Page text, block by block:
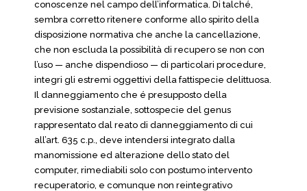
conoscenze nel campo dell’informatica. Di talché,
sembra corretto ritenere conforme allo spirito della
disposizione normativa che anche la cancellazione,
che non escluda la possibilità di recupero se non con
l’uso — anche dispendioso — di particolari procedure,
integri gli estremi oggettivi della fattispecie delittuosa.
Il danneggiamento che é presupposto della
previsione sostanziale, sottospecie del genus
rappresentato dal reato di danneggiamento di cui
all’art. 635 c.p., deve intendersi integrato dalla
manomissione ed alterazione dello stato del
computer, rimediabili solo con postumo intervento
recuperatorio, e comunque non reintegrativo